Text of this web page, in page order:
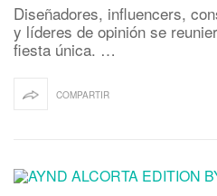
Diseñadores, influencers,
y líderes de opinión se
fiesta única. …
COMPARTIR